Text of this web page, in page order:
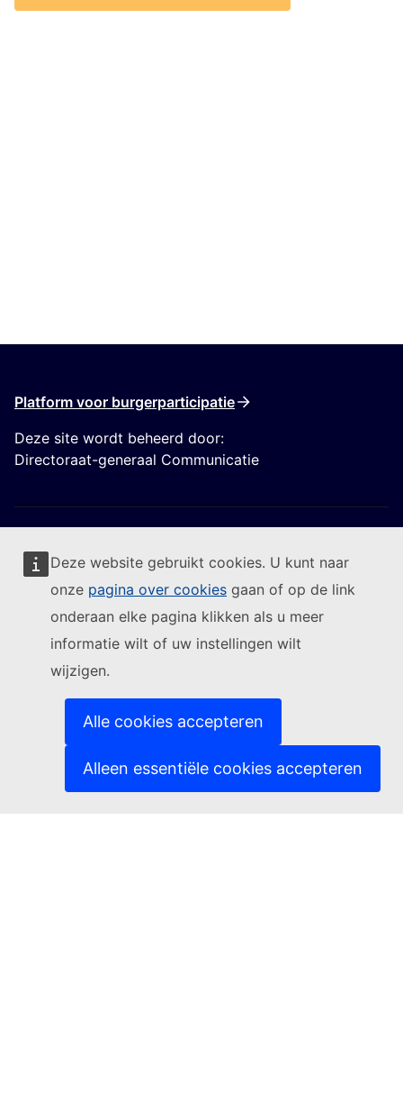
Deze website gebruikt cookies. U kunt naar
onze pagina over cookies gaan of op de link
onderaan elke pagina klikken als u meer
informatie wilt of uw instellingen wilt
wijzigen.
Alle cookies accepteren
Alleen essentiële cookies accepteren
Platform voor burgerparticipatie
Deze site wordt beheerd door:
Directoraat-generaal Communicatie
Volg de Europese Commissie
Contact(Externe link)
Een IT-kwetsbaarheid melden
Talen op onze websites(Externe link)
(Externe link)
Privacybeleid
Juridische mededeling
(Externe link)